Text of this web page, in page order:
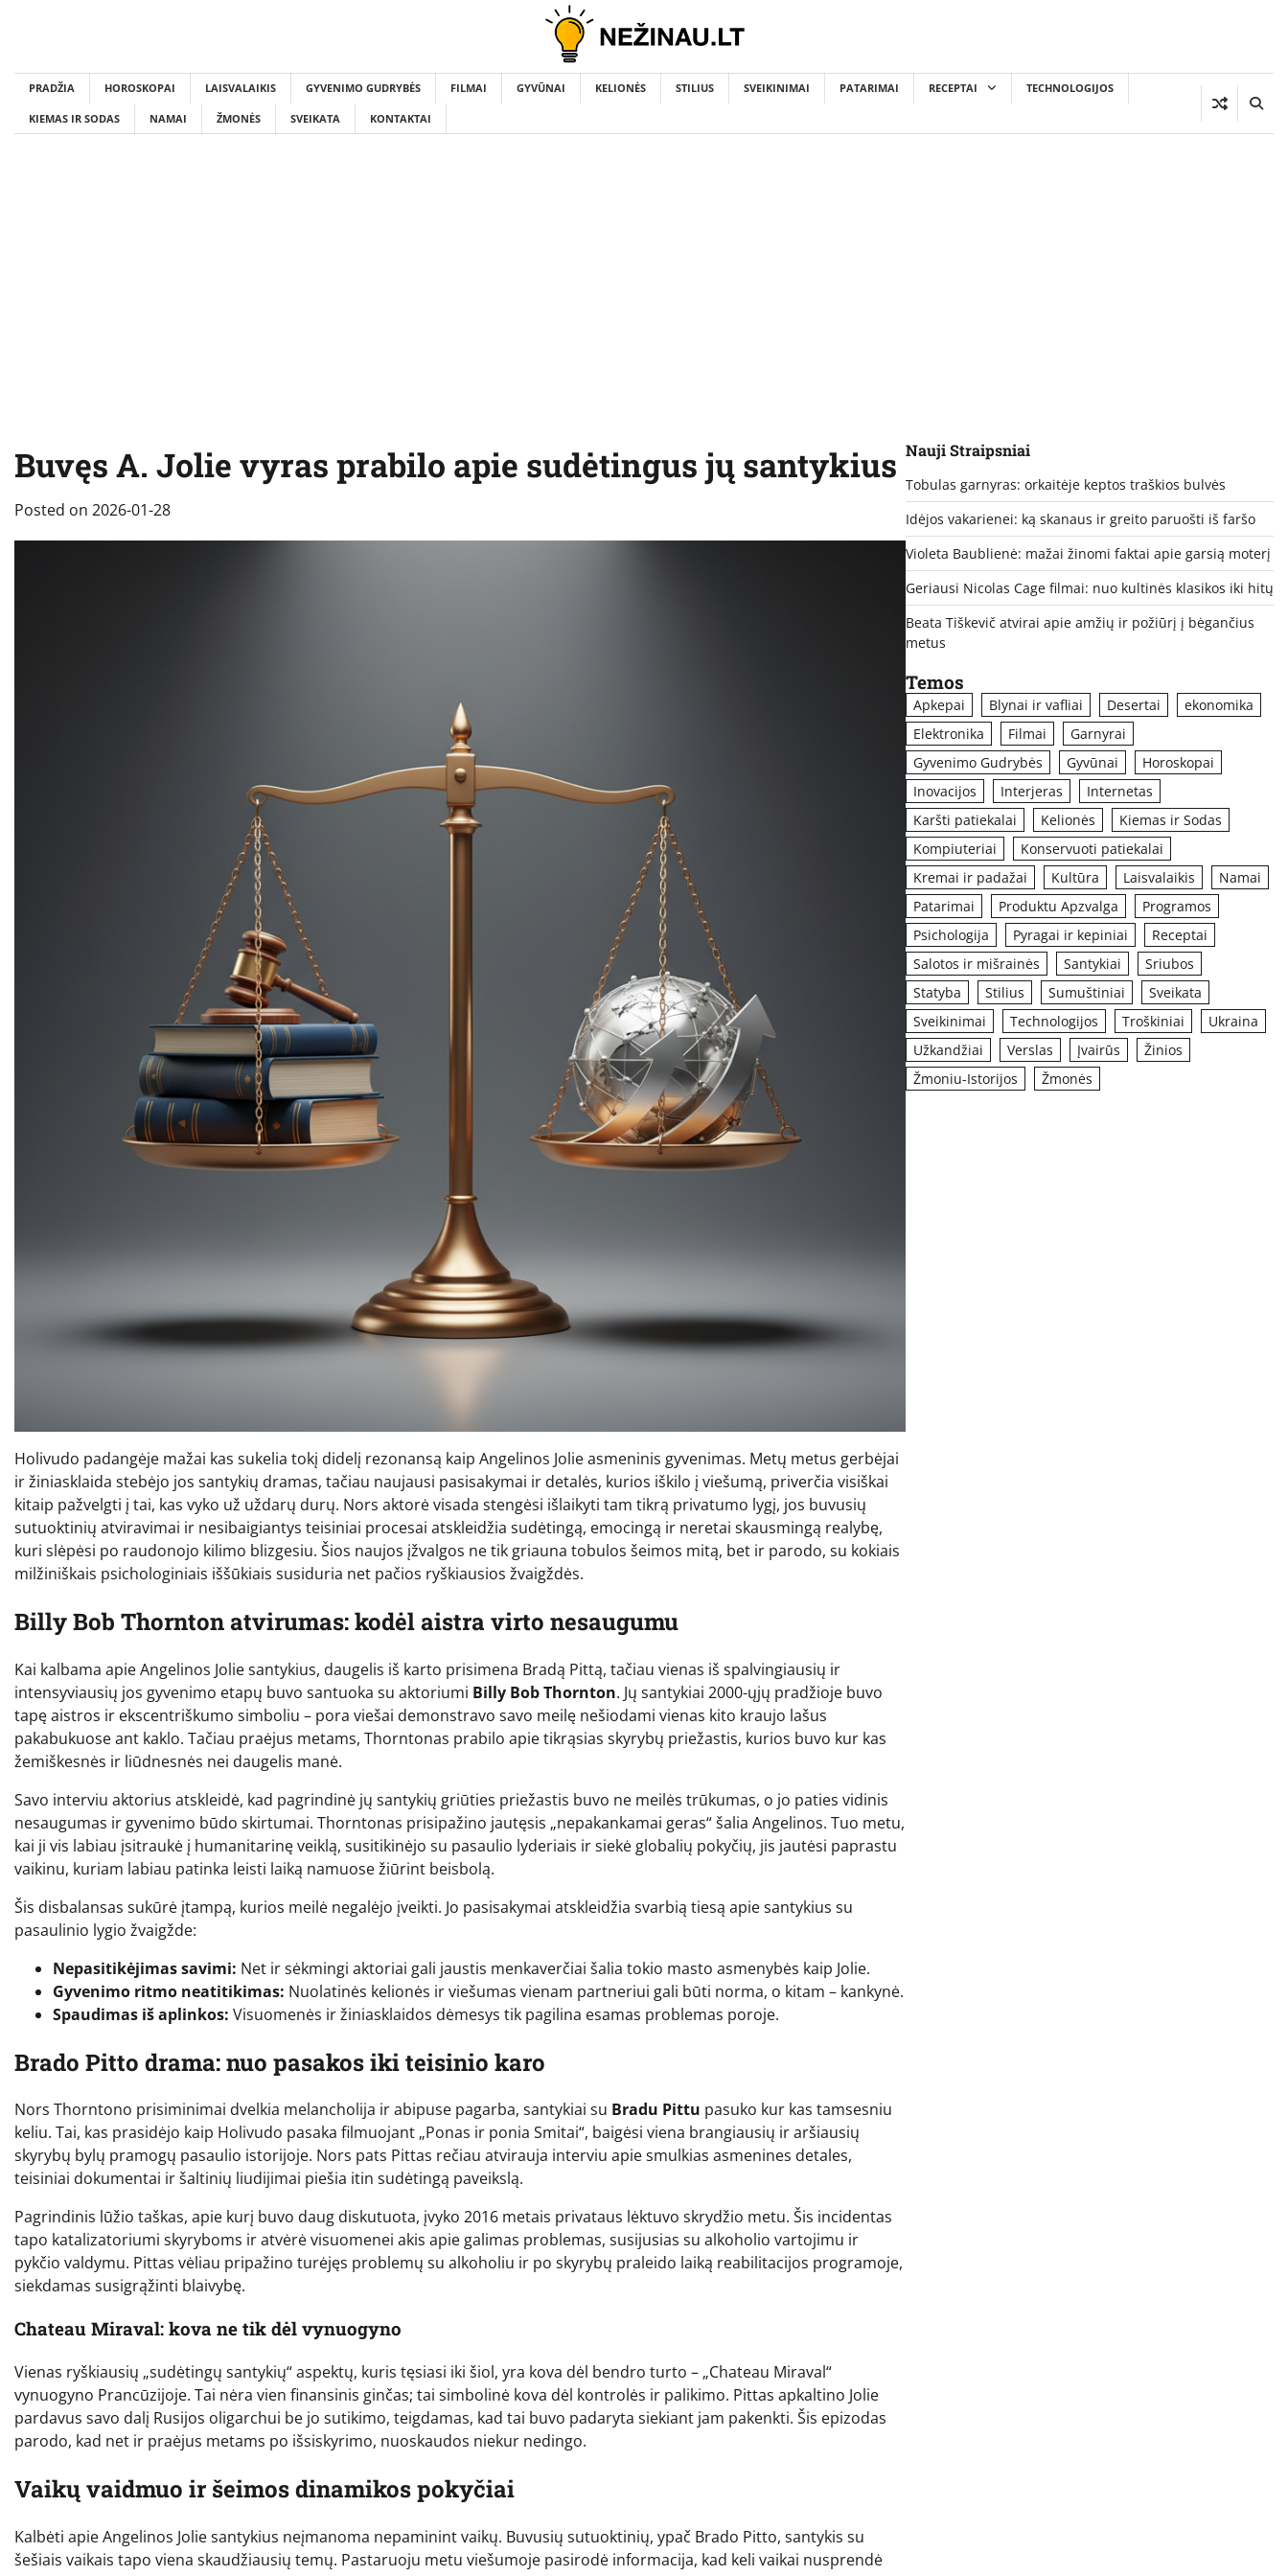
PRADŽIA HOROSKOPAI LAISVALAIKIS GYVENIMO GUDRYBĖS FILMAI GYVŪNAI KELIONĖS STILIUS SVEIKINIMAI PATARIMAI RECEPTAI TECHNOLOGIJOS
KIEMAS IR SODAS NAMAI ŽMONĖS SVEIKATA KONTAKTAI
Buvęs A. Jolie vyras prabilo apie sudėtingus jų santykius
Posted on 2026-01-28
Holivudo padangėje mažai kas sukelia tokį didelį rezonansą kaip Angelinos Jolie asmeninis gyvenimas. Metų metus gerbėjai
ir žiniasklaida stebėjo jos santykių dramas, tačiau naujausi pasisakymai ir detalės, kurios iškilo į viešumą, priverčia visiškai
kitaip pažvelgti į tai, kas vyko už uždarų durų. Nors aktorė visada stengėsi išlaikyti tam tikrą privatumo lygį, jos buvusių
sutuoktinių atviravimai ir nesibaigiantys teisiniai procesai atskleidžia sudėtingą, emocingą ir neretai skausmingą realybę,
kuri slėpėsi po raudonojo kilimo blizgesiu. Šios naujos įžvalgos ne tik griauna tobulos šeimos mitą, bet ir parodo, su kokiais
milžiniškais psichologiniais iššūkiais susiduria net pačios ryškiausios žvaigždės.
Billy Bob Thornton atvirumas: kodėl aistra virto nesaugumu
Kai kalbama apie Angelinos Jolie santykius, daugelis iš karto prisimena Bradą Pittą, tačiau vienas iš spalvingiausių ir
intensyviausių jos gyvenimo etapų buvo santuoka su aktoriumi Billy Bob Thornton. Jų santykiai 2000-ųjų pradžioje buvo
tapę aistros ir ekscentriškumo simboliu – pora viešai demonstravo savo meilę nešiodami vienas kito kraujo lašus
pakabukuose ant kaklo. Tačiau praėjus metams, Thorntonas prabilo apie tikrąsias skyrybų priežastis, kurios buvo kur kas
žemiškesnės ir liūdnesnės nei daugelis manė.
Savo interviu aktorius atskleidė, kad pagrindinė jų santykių griūties priežastis buvo ne meilės trūkumas, o jo paties vidinis
nesaugumas ir gyvenimo būdo skirtumai. Thorntonas prisipažino jautęsis „nepakankamai geras“ šalia Angelinos. Tuo metu,
kai ji vis labiau įsitraukė į humanitarinę veiklą, susitikinėjo su pasaulio lyderiais ir siekė globalių pokyčių, jis jautėsi paprastu
vaikinu, kuriam labiau patinka leisti laiką namuose žiūrint beisbolą.
Šis disbalansas sukūrė įtampą, kurios meilė negalėjo įveikti. Jo pasisakymai atskleidžia svarbią tiesą apie santykius su
pasaulinio lygio žvaigžde:
Nepasitikėjimas savimi: Net ir sėkmingi aktoriai gali jaustis menkaverčiai šalia tokio masto asmenybės kaip Jolie.
Gyvenimo ritmo neatitikimas: Nuolatinės kelionės ir viešumas vienam partneriui gali būti norma, o kitam – kankynė.
Spaudimas iš aplinkos: Visuomenės ir žiniasklaidos dėmesys tik pagilina esamas problemas poroje.
Brado Pitto drama: nuo pasakos iki teisinio karo
Nors Thorntono prisiminimai dvelkia melancholija ir abipuse pagarba, santykiai su Bradu Pittu pasuko kur kas tamsesniu
keliu. Tai, kas prasidėjo kaip Holivudo pasaka filmuojant „Ponas ir ponia Smitai“, baigėsi viena brangiausių ir aršiausių
skyrybų bylų pramogų pasaulio istorijoje. Nors pats Pittas rečiau atvirauja interviu apie smulkias asmenines detales,
teisiniai dokumentai ir šaltinių liudijimai piešia itin sudėtingą paveikslą.
Pagrindinis lūžio taškas, apie kurį buvo daug diskutuota, įvyko 2016 metais privataus lėktuvo skrydžio metu. Šis incidentas
tapo katalizatoriumi skyryboms ir atvėrė visuomenei akis apie galimas problemas, susijusias su alkoholio vartojimu ir
pykčio valdymu. Pittas vėliau pripažino turėjęs problemų su alkoholiu ir po skyrybų praleido laiką reabilitacijos programoje,
siekdamas susigrąžinti blaivybę.
Chateau Miraval: kova ne tik dėl vynuogyno
Vienas ryškiausių „sudėtingų santykių“ aspektų, kuris tęsiasi iki šiol, yra kova dėl bendro turto – „Chateau Miraval“
vynuogyno Prancūzijoje. Tai nėra vien finansinis ginčas; tai simbolinė kova dėl kontrolės ir palikimo. Pittas apkaltino Jolie
pardavus savo dalį Rusijos oligarchui be jo sutikimo, teigdamas, kad tai buvo padaryta siekiant jam pakenkti. Šis epizodas
parodo, kad net ir praėjus metams po išsiskyrimo, nuoskaudos niekur nedingo.
Vaikų vaidmuo ir šeimos dinamikos pokyčiai
Kalbėti apie Angelinos Jolie santykius neįmanoma nepaminint vaikų. Buvusių sutuoktinių, ypač Brado Pitto, santykis su
šešiais vaikais tapo viena skaudžiausių temų. Pastaruoju metu viešumoje pasirodė informacija, kad keli vaikai nusprendė
Nauji Straipsniai
Tobulas garnyras: orkaitėje keptos traškios bulvės
Idėjos vakarienei: ką skanaus ir greito paruošti iš faršo
Violeta Baublienė: mažai žinomi faktai apie garsią moterį
Geriausi Nicolas Cage filmai: nuo kultinės klasikos iki hitų
Beata Tiškevič atvirai apie amžių ir požiūrį į bėgančius
metus
Temos
Apkepai Blynai ir vafliai Desertai
ekonomika
Elektronika
Filmai
Garnyrai
Gyvenimo Gudrybės
Gyvūnai
Horoskopai
Inovacijos
Interjeras
Internetas
Karšti patiekalai
Kelionės
Kiemas ir Sodas
Kompiuteriai
Konservuoti patiekalai
Kremai ir padažai
Kultūra Laisvalaikis
Namai
Patarimai
Produktu Apzvalga
Programos
Psichologija
Pyragai ir kepiniai
Receptai
Salotos ir mišrainės
Santykiai
Sriubos
Statyba
Stilius Sumuštiniai
Sveikata
Sveikinimai
Technologijos Troškiniai
Ukraina
Užkandžiai
Verslas Įvairūs
Žinios
Žmoniu-Istorijos
Žmonės